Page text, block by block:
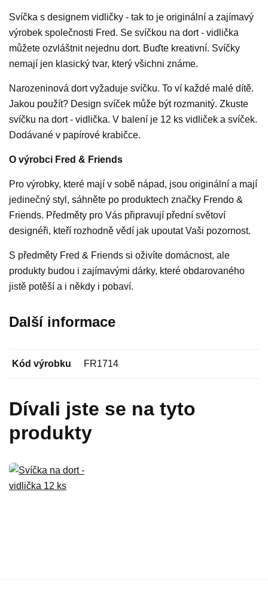
Svíčka s designem vidličky - tak to je originální a zajímavý
výrobek společnosti Fred. Se svíčkou na dort - vidlička
můžete ozvláštnit nejednu dort. Buďte kreativní. Svíčky
nemají jen klasický tvar, který všichni známe.
Narozeninová dort vyžaduje svíčku. To ví každé malé dítě.
Jakou použít? Design svíček může být rozmanitý. Zkuste
svíčku na dort - vidlička. V balení je 12 ks vidliček a svíček.
Dodávané v papírové krabičce.
O výrobci Fred & Friends
Pro výrobky, které mají v sobě nápad, jsou originální a mají
jedinečný styl, sáhněte po produktech značky Frendo &
Friends. Předměty pro Vás připravují přední světoví
designéři, kteří rozhodně vědí jak upoutat Vaši pozornost.
S předměty Fred & Friends si oživíte domácnost, ale
produkty budou i zajímavými dárky, které obdarovaného
jistě potěší a i někdy i pobaví.
Další informace
Kód výrobku FR1714
Dívali jste se na tyto
produkty